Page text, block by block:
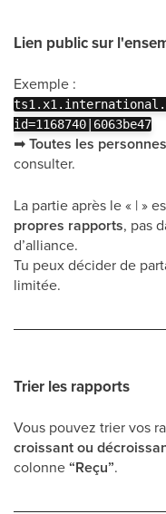
Lien public sur
Exemple :
id=1168740|6063be47
➡Toutes les
consulter.
La partie après le « | »
propres rapports, pas
d’alliance.
Tu peux décider de
limitée.
Trier les rapports
Vous pouvez trier vos
croissant ou
colonne“Reçu”.